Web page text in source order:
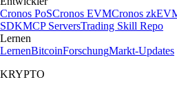
Cronos PoSCronos EVMCronos
SDKMCP ServersTrading Skill Repo
Lernen
LernenBitcoinForschungMarkt-Updates
KRYPTO